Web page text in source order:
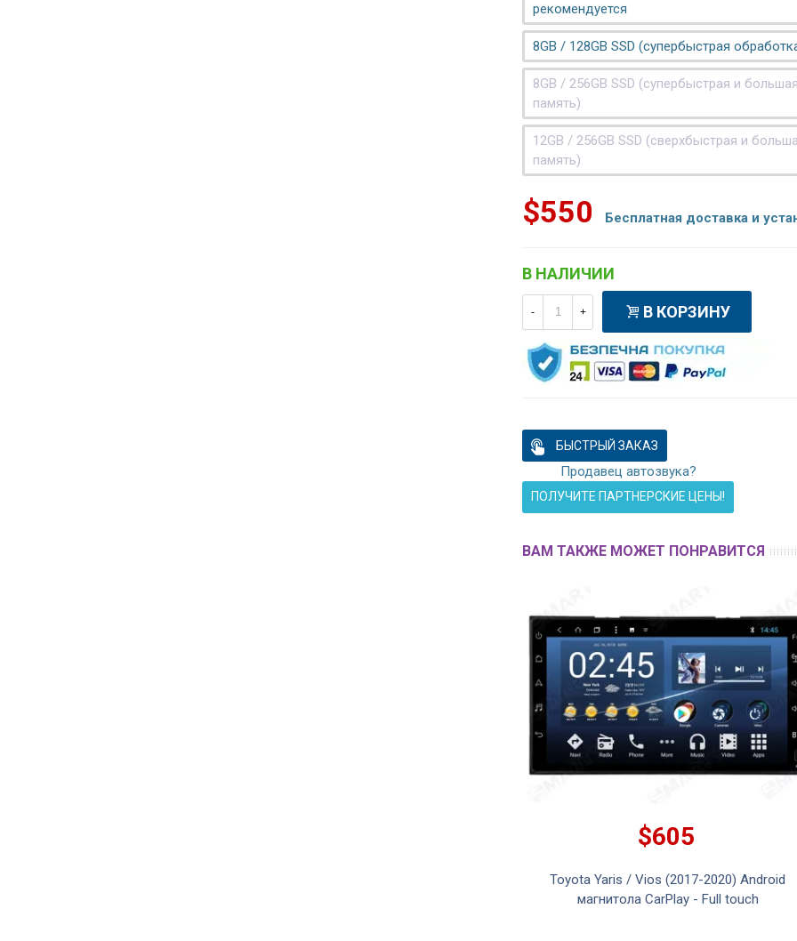
рекомендуется
8GB / 128GB SSD (супербыстрая
8GB / 256GB SSD (супербыстрая и
память)
12GB / 256GB SSD (сверхбыстрая и
память)
$550 Бесплатная доставка и
В НАЛИЧИИ
- + В КОРЗИНУ
БЫСТРЫЙ ЗАКАЗ
Продавец автозвука?
ПОЛУЧИТЕ ПАРТНЕРСКИЕ ЦЕНЫ!
ВАМ ТАКЖЕ МОЖЕТ ПОНРАВИТСЯ
$605
Toyota Yaris / Vios (2017-2020) Android
магнитола CarPlay - Full touch